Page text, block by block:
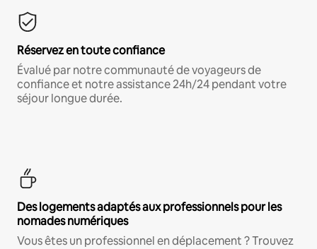
Réservez en toute confiance
Évalué par notre communauté de voyageurs de
confiance et notre assistance 24h/24 pendant votre
séjour longue durée.
Des logements adaptés aux professionnels pour les
nomades numériques
Vous êtes un professionnel en déplacement ? Trouvez